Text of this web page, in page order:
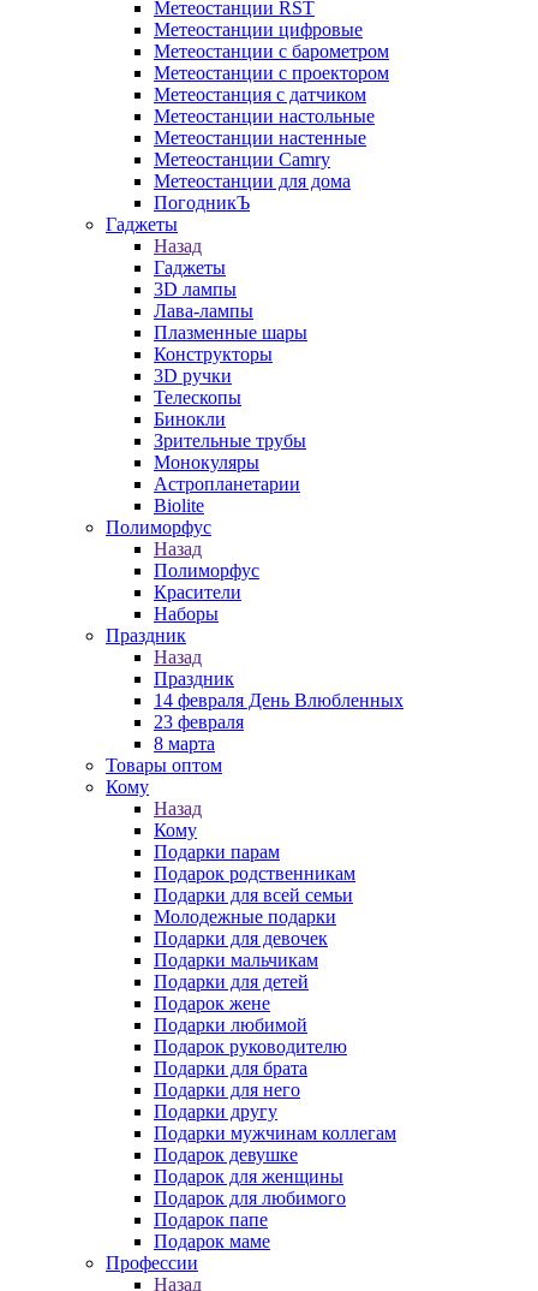
Метеостанции RST
Метеостанции цифровые
Метеостанции с барометром
Метеостанции с проектором
Метеостанция с датчиком
Метеостанции настольные
Метеостанции настенные
Метеостанции Camry
Метеостанции для дома
ПогодникЪ
Гаджеты
Назад
Гаджеты
3D лампы
Лава-лампы
Плазменные шары
Конструкторы
3D ручки
Телескопы
Бинокли
Зрительные трубы
Монокуляры
Астропланетарии
Biolite
Полиморфус
Назад
Полиморфус
Красители
Наборы
Праздник
Назад
Праздник
14 февраля День Влюбленных
23 февраля
8 марта
Товары оптом
Кому
Назад
Кому
Подарки парам
Подарок родственникам
Подарки для всей семьи
Молодежные подарки
Подарки для девочек
Подарки мальчикам
Подарки для детей
Подарок жене
Подарки любимой
Подарок руководителю
Подарки для брата
Подарки для него
Подарки другу
Подарки мужчинам коллегам
Подарок девушке
Подарок для женщины
Подарок для любимого
Подарок папе
Подарок маме
Профессии
Назад